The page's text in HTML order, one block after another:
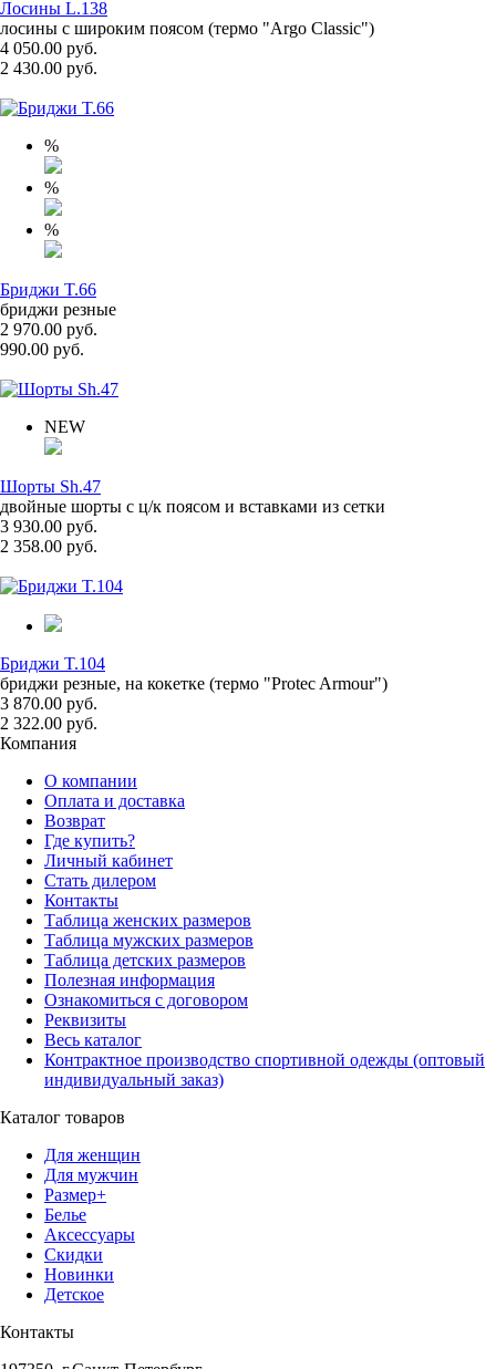
Лосины L.138
лосины с широким поясом (термо "Argo Classic")
4 050.00 руб.
2 430.00 руб.
%
%
%
Бриджи T.66
бриджи резные
2 970.00 руб.
990.00 руб.
NEW
Шорты Sh.47
двойные шорты с ц/к поясом и вставками из сетки
3 930.00 руб.
2 358.00 руб.
Бриджи T.104
бриджи резные, на кокетке (термо "Protec Armour")
3 870.00 руб.
2 322.00 руб.
Компания
О компании
Оплата и доставка
Возврат
Где купить?
Личный кабинет
Стать дилером
Контакты
Таблица женских размеров
Таблица мужских размеров
Таблица детских размеров
Полезная информация
Ознакомиться с договором
Реквизиты
Весь каталог
Контрактное производство спортивной одежды (оптовый
индивидуальный заказ)
Каталог товаров
Для женщин
Для мужчин
Размер+
Белье
Аксессуары
Скидки
Новинки
Детское
Контакты